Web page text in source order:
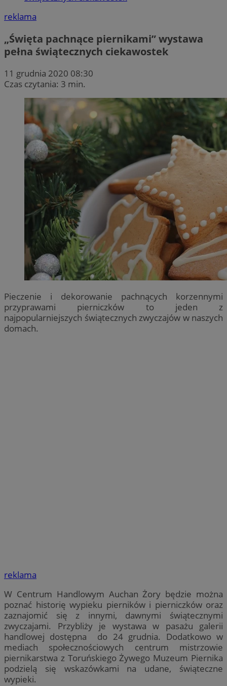
reklama
„Święta pachnące piernikami” wystawa
pełna świątecznych ciekawostek
11 grudnia 2020 08:30
Czas czytania: 3 min.
Pieczenie i dekorowanie pachnących korzennymi
przyprawami pierniczków to jeden z
najpopularniejszych świątecznych zwyczajów w naszych
domach.
reklama
W Centrum Handlowym Auchan Żory będzie można
poznać historię wypieku pierników i pierniczków oraz
zaznajomić się z innymi, dawnymi świątecznymi
zwyczajami. Przybliży je wystawa w pasażu galerii
handlowej dostępna do 24 grudnia. Dodatkowo w
mediach społecznościowych centrum mistrzowie
piernikarstwa z Toruńskiego Żywego Muzeum Piernika
podzielą się wskazówkami na udane, świąteczne
wypieki.